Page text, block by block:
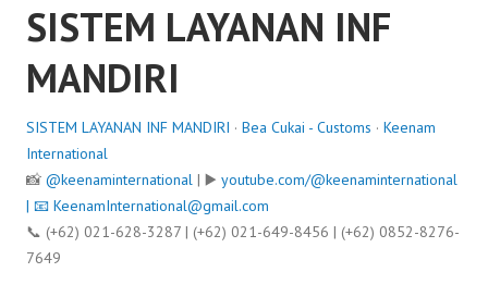
SISTEM LAYANAN INF
MANDIRI
SISTEM LAYANAN INF MANDIRI · Bea Cukai - Customs · Keenam
International
📸 @keenaminternational | ▶️ youtube.com/@keenaminternational
| 📧 KeenamInternational@gmail.com
📞 (+62) 021-628-3287 | (+62) 021-649-8456 | (+62) 0852-8276-
7649